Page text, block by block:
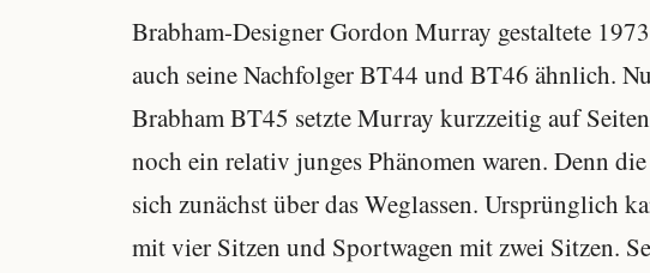
Brabham-Designer Gordon Murray gestaltete
auch seine Nachfolger BT44 und BT46 ähnlich.
Brabham BT45 setzte Murray kurzzeitig auf
noch ein relativ junges Phänomen waren. Denn
sich zunächst über das Weglassen. Ursprünglich
mit vier Sitzen und Sportwagen mit zwei Sitzen.